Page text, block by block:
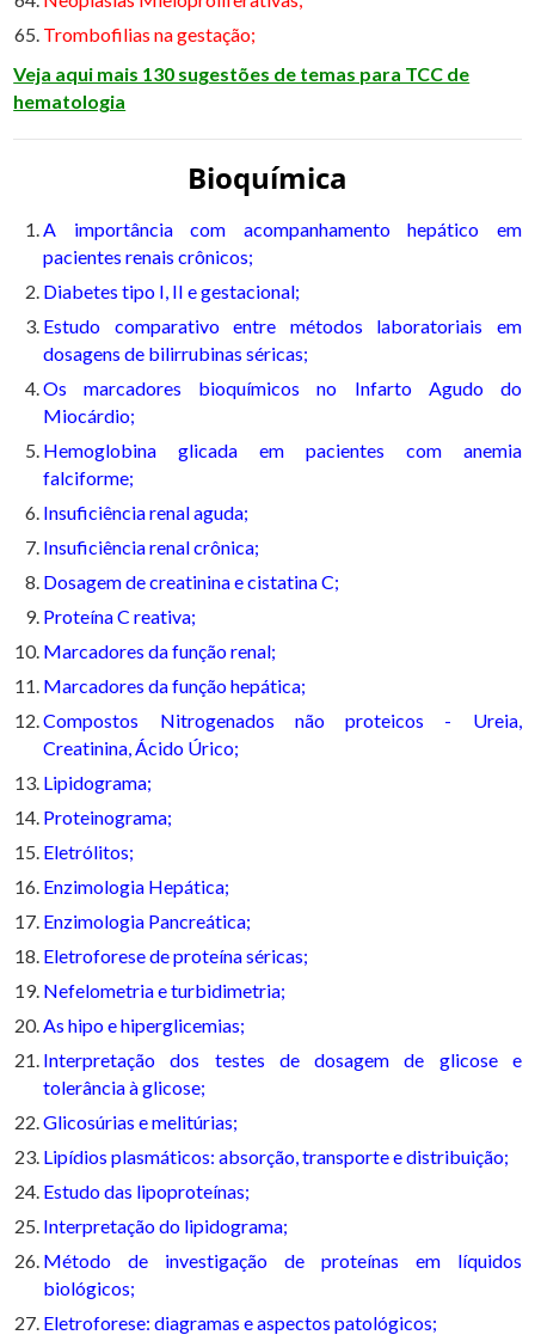
Trombofilias na gestação;
Veja aqui mais 130 sugestões de temas para TCC de
hematologia
Bioquímica
A importância com acompanhamento hepático em
pacientes renais crônicos;
Diabetes tipo I, II e gestacional;
Estudo comparativo entre métodos laboratoriais em
dosagens de bilirrubinas séricas;
Os marcadores bioquímicos no Infarto Agudo do
Miocárdio;
Hemoglobina glicada em pacientes com anemia
falciforme;
Insuficiência renal aguda;
Insuficiência renal crônica;
Dosagem de creatinina e cistatina C;
Proteína C reativa;
Marcadores da função renal;
Marcadores da função hepática;
Compostos Nitrogenados não proteicos - Ureia,
Creatinina, Ácido Úrico;
Lipidograma;
Proteinograma;
Eletrólitos;
Enzimologia Hepática;
Enzimologia Pancreática;
Eletroforese de proteína séricas;
Nefelometria e turbidimetria;
As hipo e hiperglicemias;
Interpretação dos testes de dosagem de glicose e
tolerância à glicose;
Glicosúrias e melitúrias;
Lipídios plasmáticos: absorção, transporte e distribuição;
Estudo das lipoproteínas;
Interpretação do lipidograma;
Método de investigação de proteínas em líquidos
biológicos;
Eletroforese: diagramas e aspectos patológicos;